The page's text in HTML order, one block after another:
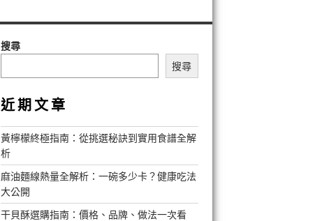
搜尋
搜尋
近期文章
黃檸檬終極指南：從挑選秘訣到實用食譜全解
析
麻油麵線熱量全解析：一碗多少卡？健康吃法
大公開
干貝酥選購指南：價格、品牌、做法一次看